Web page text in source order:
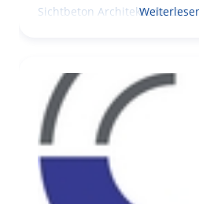
Sichtbeton Architekturbeton